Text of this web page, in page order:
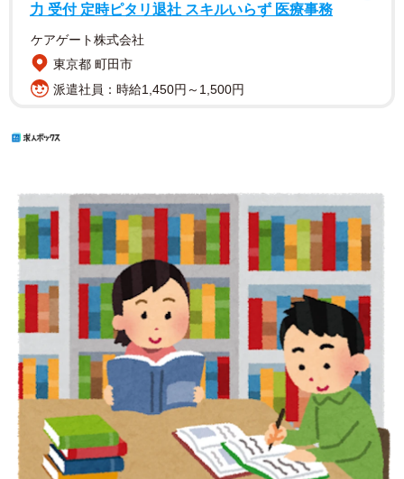
力 受付 定時ピタリ退社 スキルいらず 医療事務
ケアゲート株式会社
東京都 町田市
派遣社員：時給1,450円～1,500円